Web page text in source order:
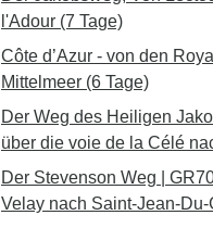
l'Adour (7 Tage)
Côte d’Azur - von den
Mittelmeer (6 Tage)
Der Weg des Heiligen
über die voie de la Célé
Der Stevenson Weg |
Velay nach Saint-Jean-Du-